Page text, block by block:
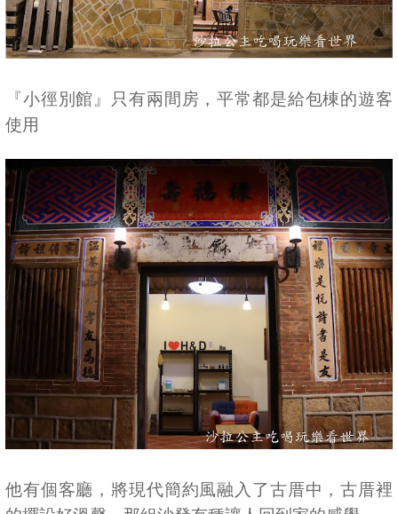
『小徑別館』只有兩間房，平常都是給包棟的遊客
使用
他有個客廳，將現代簡約風融入了古厝中，古厝裡